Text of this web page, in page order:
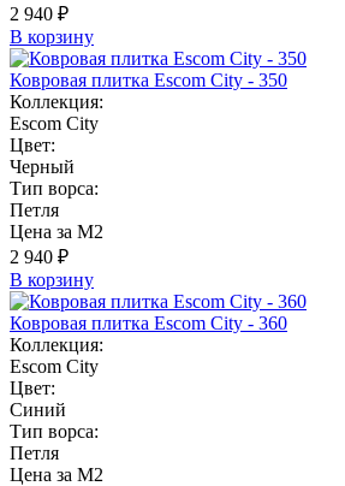
2 940 ₽
В корзину
Ковровая плитка Escom City - 350
Коллекция:
Escom City
Цвет:
Черный
Тип ворса:
Петля
Цена за М2
2 940 ₽
В корзину
Ковровая плитка Escom City - 360
Коллекция:
Escom City
Цвет:
Синий
Тип ворса:
Петля
Цена за М2